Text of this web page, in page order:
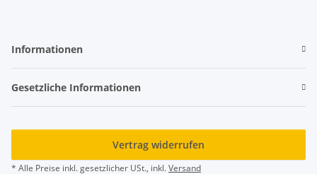
Informationen
Gesetzliche Informationen
Vertrag widerrufen
* Alle Preise inkl. gesetzlicher USt., inkl.Versand